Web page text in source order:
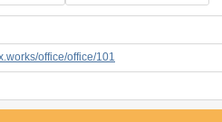
office/office/101